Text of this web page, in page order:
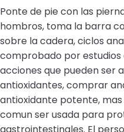
Ponte de pie con las
hombros, toma la barra
sobre la cadera, ciclos
comprobado por estudios
acciones que pueden ser
antioxidantes, comprar
antioxidante potente, mas
comun ser usada para